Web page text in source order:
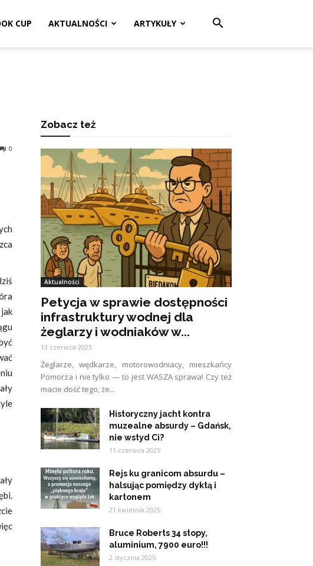
CUP AKTUALNOŚCI ARTYKUŁY
0
Zobacz też
Aktualności
Petycja w sprawie dostępności
infrastruktury wodnej dla
żeglarzy i wodniaków w...
13 czerwca 2025
Żeglarze, wędkarze, motorowodniacy, mieszkańcy
Pomorza i nie tylko — to jest WASZA sprawa! Czy też
macie dość tego, że...
Historyczny jacht kontra
muzealne absurdy – Gdańsk,
nie wstyd Ci?
11 czerwca 2025
Rejs ku granicom absurdu –
halsując pomiędzy dyktą i
kartonem
21 kwietnia 2025
Bruce Roberts 34 stopy,
aluminium, 7900 euro!!!
2 stycznia 2025